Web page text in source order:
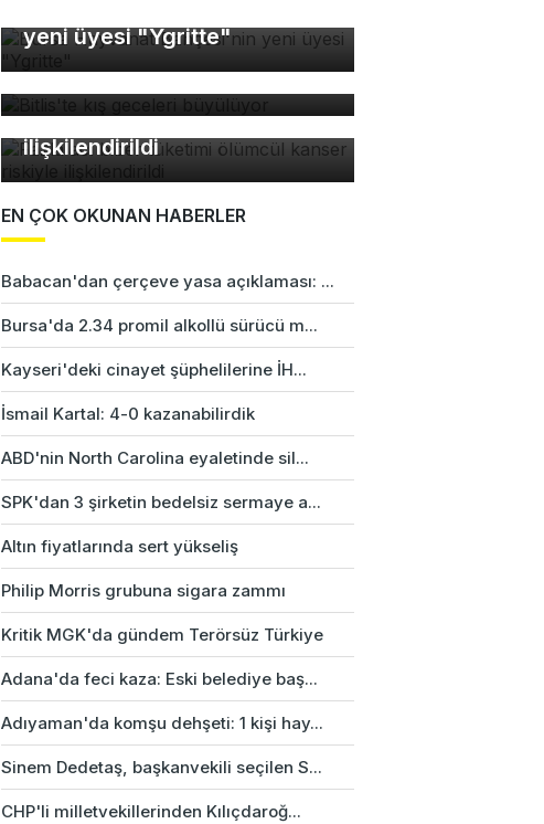
yeni üyesi "Ygritte"
Bitlis'te kış geceleri
büyülüyor
Fazla acı biber tüketimi
ölümcül kanser riskiyle
ilişkilendirildi
EN ÇOK OKUNAN HABERLER
Babacan'dan çerçeve yasa açıklaması: ...
Bursa'da 2.34 promil alkollü sürücü m...
Kayseri'deki cinayet şüphelilerine İH...
İsmail Kartal: 4-0 kazanabilirdik
ABD'nin North Carolina eyaletinde sil...
SPK'dan 3 şirketin bedelsiz sermaye a...
Altın fiyatlarında sert yükseliş
Philip Morris grubuna sigara zammı
Kritik MGK'da gündem Terörsüz Türkiye
Adana'da feci kaza: Eski belediye baş...
Adıyaman'da komşu dehşeti: 1 kişi hay...
Sinem Dedetaş, başkanvekili seçilen S...
CHP'li milletvekillerinden Kılıçdaroğ...